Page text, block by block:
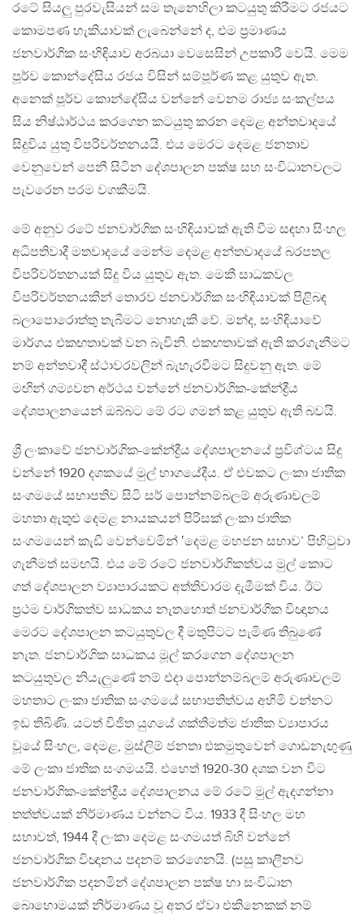
රටේ සියලු පුරවැසියන් සම තැනෙහිලා කටයුතු කිරීමට රජයට
කොමපණ හැකියාවක් ලැබෙන්නේ ද, එම ප්‍රමාණය
ජනවාර්ගික සංහිඳියාව අරබයා වෙසෙසින් උපකාරී වෙයි. මෙම
පූර්ව කොන්දේසිය රජය විසින් සම්පූර්ණ කළ යුතුව ඇත.
අනෙක් පූර්ව කොන්දේසිය වන්නේ වෙනම රාජ්‍ය සංකල්පය
සිය නිෂ්ඨාර්ථය කරගෙන කටයුතු කරන දෙමළ අන්තවාදයේ
සිදුවිය යුතු විපරිවර්තනයයි. එය මෙරට දෙමළ ජනතාව
වෙනුවෙන් පෙනී සිටින දේශපාලන පක්ෂ සහ සංවිධානවලට
පැවරෙන පරම වගකීමයි.
මේ අනුව රටේ ජනවාර්ගික සංහිඳියාවක් ඇති වීම සඳහා සිංහල
අධිපතිවාදී මතවාදයේ මෙන්ම දෙමළ අන්තවාදයේ බරපතල
විපරිවර්තනයක් සිදු විය යුතුව ඇත. මෙකී සාධකවල
විපරිවර්තනයකින් තොරව ජනවාර්ගික සංහිඳියාවක් පිළිබඳ
බලාපොරොත්තු තැබීමට නොහැකි වේ. මන්ද, සංහිඳියාවේ
මාර්ගය එකඟතාවක් වන බැවිනි. එකඟතාවක් ඇති කරගැනීමට
නම් අන්තවාදී ස්ථාවරවලින් බැහැරවීමට සිදුවනු ඇත. මේ
මඟින් ගම්‍යවන අර්ථය වන්නේ ජනවාර්ගික-කේන්ද්‍රීය
දේශපාලනයෙන් ඔබ්බට මේ රට ගමන් කළ යුතුව ඇති බවයි.
ශ්‍රී ලංකාවේ ජනවාර්ගික-කේන්ද්‍රීය දේශපාලනයේ ප්‍රවිශ්ටය සිදු
වන්නේ 1920 දශකයේ මුල් භාගයේදීය. ඒ එවකට ලංකා ජාතික
සංගමයේ සභාපතිව සිටි සර් පොන්නම්බලම් අරුණාචලම්
මහතා ඇතුළු දෙමළ නායකයන් පිරිසක් ලංකා ජාතික
සංගමයෙන් කැඩී වෙන්වෙමින් ‛දෙමළ මහජන සභාව’ පිහිටුවා
ගැනීමත් සමඟයි. එය මේ රටේ ජනවාර්ගිකත්වය මුල් කොට
ගත් දේශපාලන ව්‍යාපාරයකට අත්තිවාරම දැමීමක් විය. ඊට
ප්‍රථම වාර්ගිකත්ව සාධකය නැතහොත් ජනවාර්ගික විඥානය
මෙරට දේශපාලන කටයුතුවල දී මතුපිටට පැමිණ තිබුණේ
නැත. ජනවාර්ගික සාධකය මූල් කරගෙන දේශපාලන
කටයුතුවල නියැලුණේ නම් එදා පොන්නම්බලම් අරුණාචලම්
මහතාට ලංකා ජාතික සංගමයේ සභාපතිත්වය අහිමි වන්නට
ඉඩ තිබිණි. යටත් විජිත යුගයේ ශක්තිමත්ම ජාතික ව්‍යාපාරය
වූයේ සිංහල, දෙමළ, මුස්ලිම් ජනතා එකමුතුවෙන් ගොඩනැඟුණු
මේ ලංකා ජාතික සංගමයයි. එහෙත් 1920-30 දශක වන විට
ජනවාර්ගික-කේන්ද්‍රීය දේශපාලනය මේ රටේ මුල් ඇදගන්නා
තත්ත්වයක් නිර්මාණය වන්නට විය. 1933 දී සිංහල මහ
සභාවත්, 1944 දී ලංකා දෙමළ සංගමයත් බිහි වන්නේ
ජනවාර්ගික විඥානය පදනම් කරගෙනයි. (පසු කාලීනව
ජනවාර්ගික පදනමින් දේශපාලන පක්ෂ හා සංවිධාන
බොහොමයක් නිර්මාණය වූ අතර ඒවා එකිනෙකක් නම්